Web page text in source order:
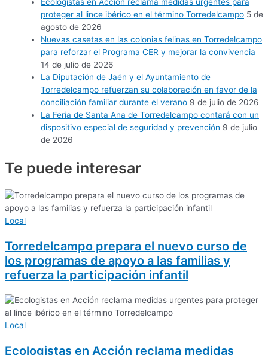
proteger al lince ibérico en el término Torredelcampo 5 de
agosto de 2026
Nuevas casetas en las colonias felinas en Torredelcampo
para reforzar el Programa CER y mejorar la convivencia
14 de julio de 2026
La Diputación de Jaén y el Ayuntamiento de
Torredelcampo refuerzan su colaboración en favor de la
conciliación familiar durante el verano 9 de julio de 2026
La Feria de Santa Ana de Torredelcampo contará con un
dispositivo especial de seguridad y prevención 9 de julio
de 2026
Te puede interesar
Local
Torredelcampo prepara el nuevo curso de
los programas de apoyo a las familias y
refuerza la participación infantil
Local
Ecologistas en Acción reclama medidas